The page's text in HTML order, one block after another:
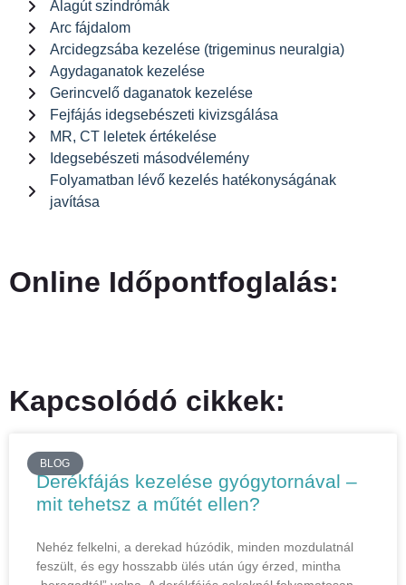
Alagút szindrómák
Arc fájdalom
Arcidegzsába kezelése (trigeminus neuralgia)
Agydaganatok kezelése
Gerincvelő daganatok kezelése
Fejfájás idegsebészeti kivizsgálása
MR, CT leletek értékelése
Idegsebészeti másodvélemény
Folyamatban lévő kezelés hatékonyságának
javítása
Online Időpontfoglalás:
Kapcsolódó cikkek:
BLOG
Derékfájás kezelése gyógytornával –
mit tehetsz a műtét ellen?
Nehéz felkelni, a derekad húzódik, minden mozdulatnál
feszült, és egy hosszabb ülés után úgy érzed, mintha